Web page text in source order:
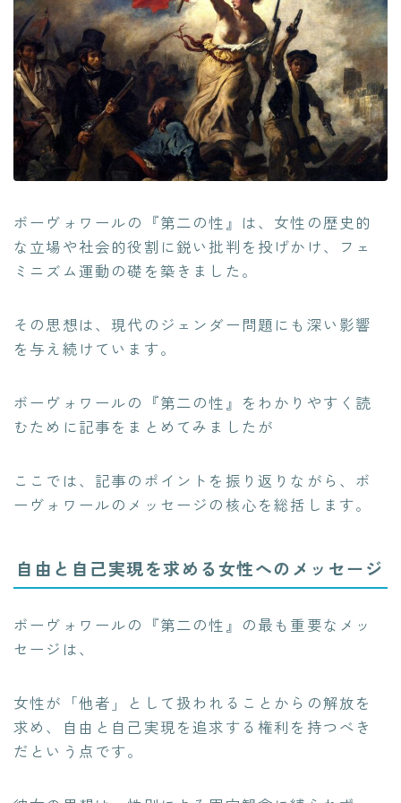
ボーヴォワールの『第二の性』は、女性の歴史的
な立場や社会的役割に鋭い批判を投げかけ、フェ
ミニズム運動の礎を築きました。
その思想は、現代のジェンダー問題にも深い影響
を与え続けています。
ボーヴォワールの『第二の性』をわかりやすく読
むために記事をまとめてみましたが
ここでは、記事のポイントを振り返りながら、ボ
ーヴォワールのメッセージの核心を総括します。
自由と自己実現を求める女性へのメッセージ
ボーヴォワールの『第二の性』の最も重要なメッ
セージは、
女性が「他者」として扱われることからの解放を
求め、自由と自己実現を追求する権利を持つべき
だという点です。